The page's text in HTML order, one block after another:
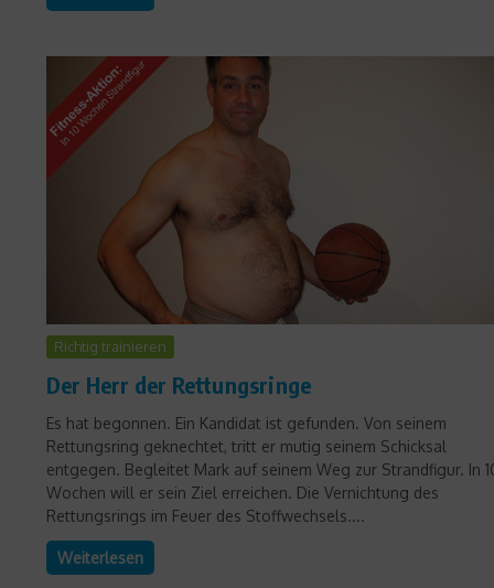
Richtig trainieren
Der Herr der Rettungsringe
Es hat begonnen. Ein Kandidat ist gefunden. Von seinem
Rettungsring geknechtet, tritt er mutig seinem Schicksal
entgegen. Begleitet Mark auf seinem Weg zur Strandfigur. In
Wochen will er sein Ziel erreichen. Die Vernichtung des
Rettungsrings im Feuer des Stoffwechsels....
Weiterlesen